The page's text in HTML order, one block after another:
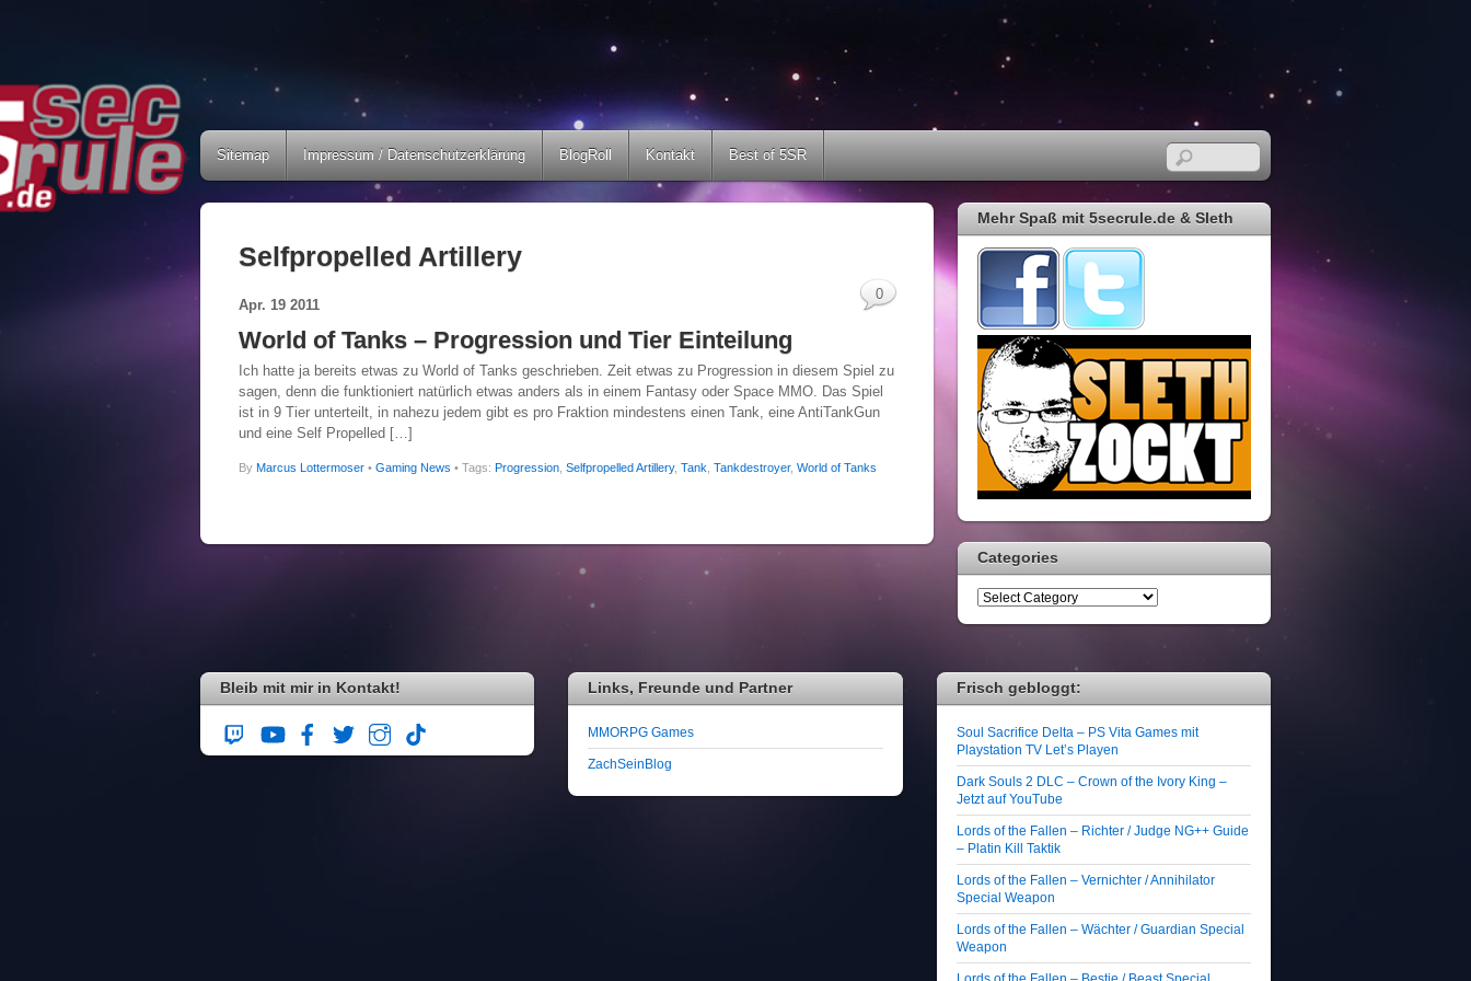
Sitemap Impressum / Datenschutzerklärung BlogRoll Kontakt Best of 5SR
Selfpropelled Artillery
Apr. 19 2011
World of Tanks – Progression und Tier Einteilung
Ich hatte ja bereits etwas zu World of Tanks geschrieben. Zeit etwas zu Progression in diesem Spiel zu
sagen, denn die funktioniert natürlich etwas anders als in einem Fantasy oder Space MMO. Das Spiel
ist in 9 Tier unterteilt, in nahezu jedem gibt es pro Fraktion mindestens einen Tank, eine AntiTankGun
und eine Self Propelled […]
By Marcus Lottermoser • Gaming News
0
• Tags: Progression Selfpropelled Artillery, Tank Tankdestroyer, World of Tanks
Mehr Spaß mit 5secrule.de & Sleth
Categories
Bleib mit mir in Kontakt! Links, Freunde und Partner
MMORPG Games
ZachSeinBlog
Frisch gebloggt:
Soul Sacrifice Delta – PS Vita Games mit
Playstation TV Let’s Playen
Dark Souls 2 DLC – Crown of the Ivory King –
Jetzt auf YouTube
Lords of the Fallen – Richter / Judge NG++ Guide
– Platin Kill Taktik
Lords of the Fallen – Vernichter / Annihilator
Special Weapon
Lords of the Fallen – Wächter / Guardian Special
Weapon